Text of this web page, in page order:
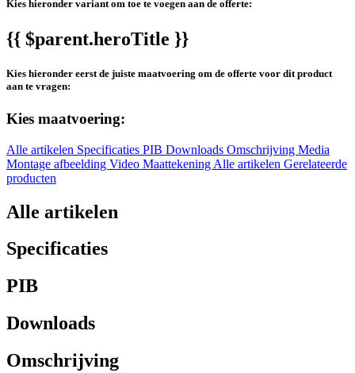
Kies hieronder variant om toe te voegen aan de offerte:
{{ $parent.heroTitle }}
Kies hieronder eerst de juiste maatvoering om de offerte voor dit product
aan te vragen:
Kies maatvoering:
Alle artikelen Specificaties PIB Downloads Omschrijving Media
Montage afbeelding Video Maattekening Alle artikelen Gerelateerde
producten
Alle artikelen
Specificaties
PIB
Downloads
Omschrijving